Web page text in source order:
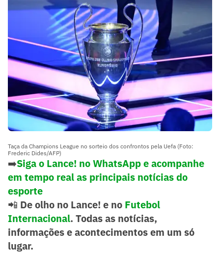
Taça da Champions League no sorteio dos confrontos pela Uefa (Foto:
Frederic Dides/AFP)
➡️Siga o Lance! no WhatsApp e acompanhe
em tempo real as principais notícias do
esporte
📲 De olho no Lance! e no Futebol
Internacional. Todas as notícias,
informações e acontecimentos em um só
lugar.